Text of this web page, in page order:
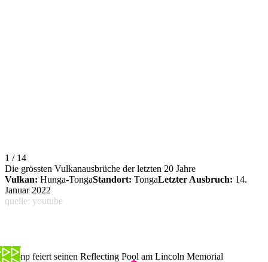
1 / 14
Die grössten Vulkanausbrüche der letzten 20 Jahre
Vulkan: Hunga-TongaStandort: TongaLetzter Ausbruch: 14.
Januar 2022
quelle: youtube
Trump feiert seinen Reflecting Pool am Lincoln Memorial